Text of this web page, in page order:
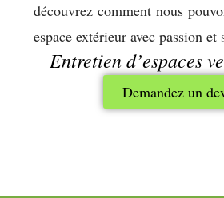
découvrez comment nous
espace extérieur avec passion et
Entretien d’espaces
Demandez un